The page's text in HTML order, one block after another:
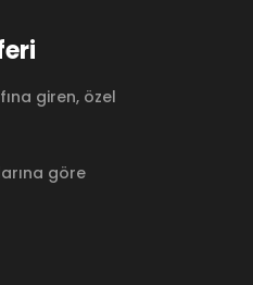
giren, özel
göre